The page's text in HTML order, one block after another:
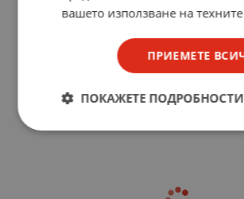
вашето използване на техните
ПРИЕМЕТЕ
ПОКАЖЕТЕ ПОДРОБНОСТИ